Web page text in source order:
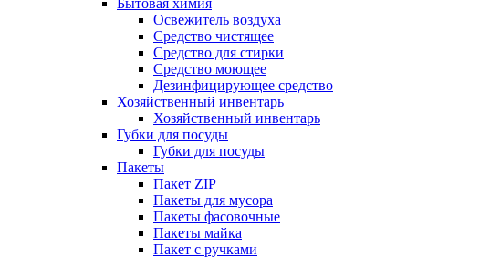
Бытовая химия
Освежитель воздуха
Средство чистящее
Средство для стирки
Средство моющее
Дезинфицирующее средство
Хозяйственный инвентарь
Хозяйственный инвентарь
Губки для посуды
Губки для посуды
Пакеты
Пакет ZIP
Пакеты для мусора
Пакеты фасовочные
Пакеты майка
Пакет с ручками